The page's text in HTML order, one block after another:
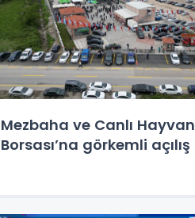
Mezbaha ve Canlı Hayvan
Borsası’na görkemli açılış